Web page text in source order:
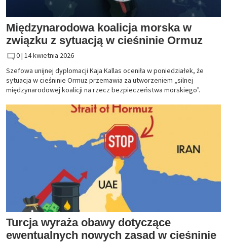
Międzynarodowa koalicja morska w
związku z sytuacją w cieśninie Ormuz
0 | 14 kwietnia 2026
Szefowa unijnej dyplomacji Kaja Kallas oceniła w poniedziałek, że
sytuacja w cieśninie Ormuz przemawia za utworzeniem „silnej
międzynarodowej koalicji na rzecz bezpieczeństwa morskiego".
Turcja wyraża obawy dotyczące
ewentualnych nowych zasad w cieśninie